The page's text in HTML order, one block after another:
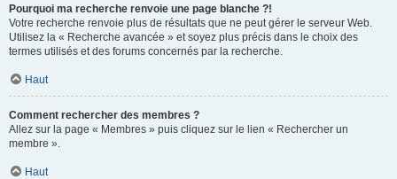
Pourquoi ma recherche renvoie une page blanche ?!
Votre recherche renvoie plus de résultats que ne peut gérer le serveur Web.
Utilisez la « Recherche avancée » et soyez plus précis dans le choix des
termes utilisés et des forums concernés par la recherche.
Haut
Comment rechercher des membres ?
Allez sur la page « Membres » puis cliquez sur le lien « Rechercher un
membre ».
Haut